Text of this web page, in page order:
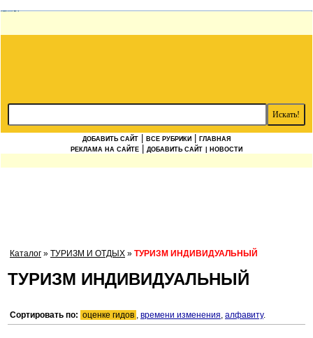
ДОБАВИТЬ САЙТ ВСЕ РУБРИКИ
ГЛАВНАЯ
РЕКЛАМА НА САЙТЕ
ДОБАВИТЬ САЙТ | НОВОСТИ
Каталог » ТУРИЗМ И ОТДЫХ » ТУРИЗМ ИНДИВИДУАЛЬНЫЙ
ТУРИЗМ ИНДИВИДУАЛЬНЫЙ
Сортировать по: оценке гидов , времени изменения, алфавиту.